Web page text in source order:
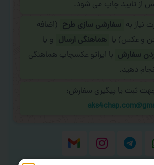
از تایید چاپ می شود.
نیاز به سفارشی سازی طرح (اضافه
و عکس) یا هماهنگی ارسال و یا
سفارش با اپراتو عکسچاپ هماهنگی
دهید.
ثبت یا پیگیری سفارش: